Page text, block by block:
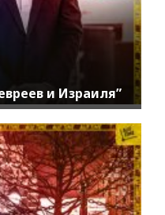
и Израиля”